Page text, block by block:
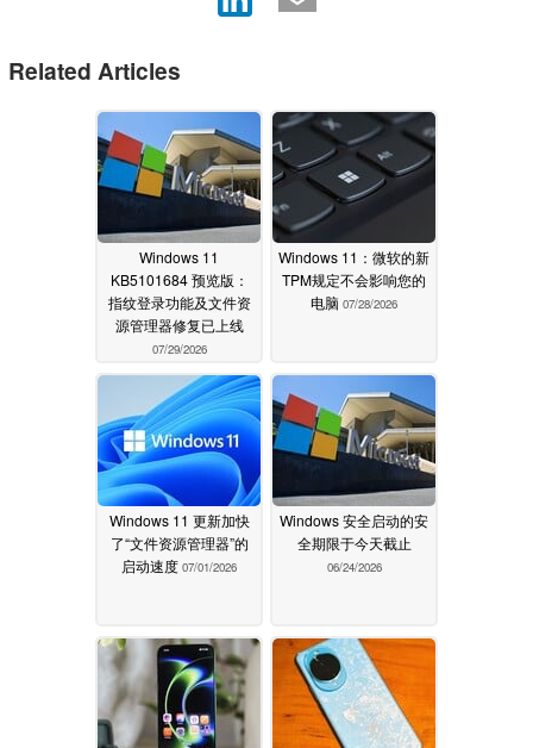
Related Articles
Windows 11
KB5101684 预览版：
指纹登录功能及文件资
源管理器修复已上线
07/29/2026
Windows 11：微软的新
TPM规定不会影响您的
电脑 07/28/2026
Windows 11 更新加快
了“文件资源管理器”的
启动速度 07/01/2026
Windows 安全启动的安
全期限于今天截止
06/24/2026